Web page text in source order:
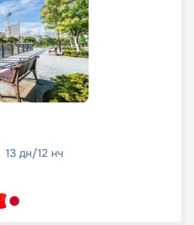
13 дн/12 нч